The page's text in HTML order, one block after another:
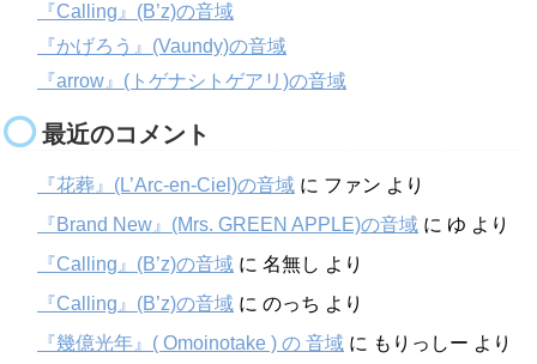
『Calling』(B’z)の音域
『かげろう』(Vaundy)の音域
『arrow』(トゲナシトゲアリ)の音域
最近のコメント
『花葬』(L’Arc-en-Ciel)の音域 に ファン より
『Brand New』(Mrs. GREEN APPLE)の音域 に ゆ より
『Calling』(B’z)の音域 に 名無し より
『Calling』(B’z)の音域 に のっち より
『幾億光年』( Omoinotake ) の 音域 に もりっしー より